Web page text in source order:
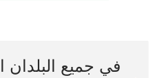
في جميع البلدان